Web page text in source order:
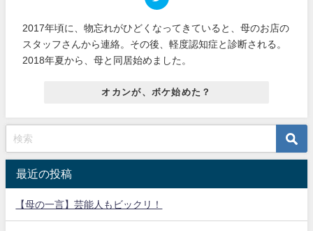
2017年頃に、物忘れがひどくなってきていると、母のお店の
スタッフさんから連絡。その後、軽度認知症と診断される。
2018年夏から、母と同居始めました。
オカンが、ボケ始めた？
最近の投稿
【母の一言】芸能人もビックリ！